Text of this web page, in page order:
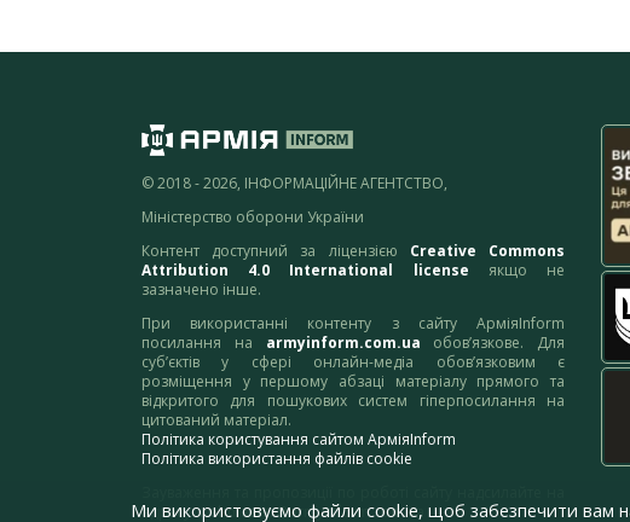
© 2018 - 2026, ІНФОРМАЦІЙНЕ АГЕНТСТВО,
Міністерство оборони України
Контент доступний за ліцензією Creative Commons
Attribution 4.0 International license якщо не
зазначено інше.
При використанні контенту з сайту АрміяInform
посилання на armyinform.com.ua обов’язкове. Для
суб’єктів у сфері онлайн-медіа обов’язковим є
розміщення у першому абзаці матеріалу прямого та
відкритого для пошукових систем гіперпосилання на
цитований матеріал.
Політика користування сайтом АрміяInform
Політика використання файлів cookie
адресу:webmaster@armyinform.com.ua
Ми використовуємо файли cookie, щоб забезпечити вам